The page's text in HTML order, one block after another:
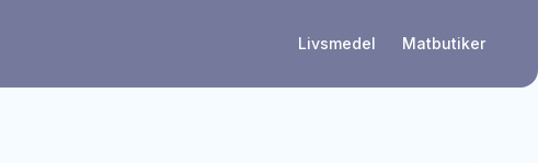
Livsmedel Matbutiker